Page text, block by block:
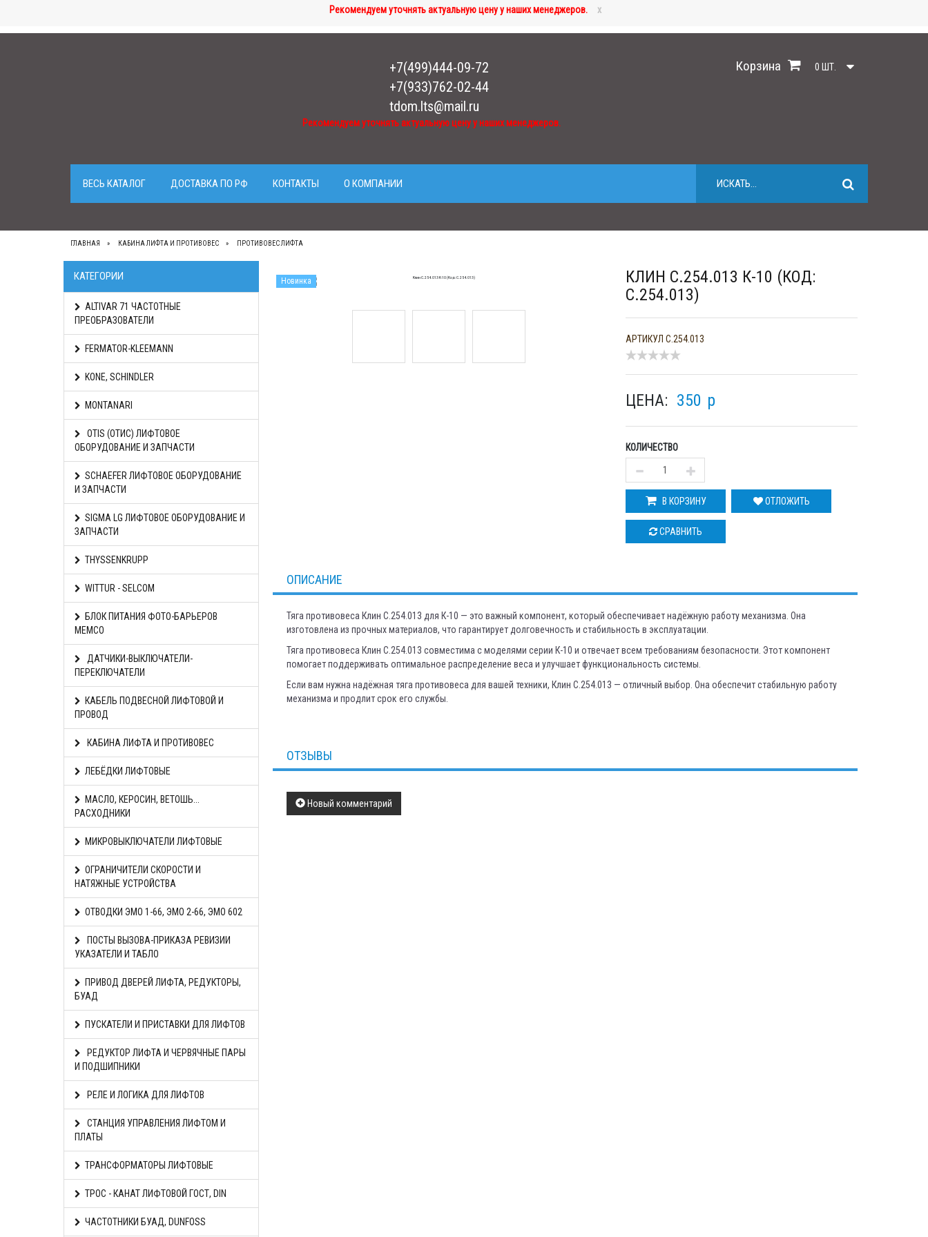
Рекомендуем уточнять актуальную цену у наших менеджеров. x
+7(499)444-09-72
+7(933)762-02-44
tdom.lts@mail.ru
Рекомендуем уточнять актуальную цену у наших менеджеров.
Корзина 0 ШТ.
ВЕСЬ КАТАЛОГ ДОСТАВКА ПО РФ КОНТАКТЫ О КОМПАНИИ
ГЛАВНАЯ КАБИНА ЛИФТА И ПРОТИВОВЕС ПРОТИВОВЕС ЛИФТА
КАТЕГОРИИ
ALTIVAR 71 ЧАСТОТНЫЕ
ПРЕОБРАЗОВАТЕЛИ
FERMATOR-KLEEMANN
KONE, SCHINDLER
MONTANARI
OTIS (ОТИС) ЛИФТОВОЕ
ОБОРУДОВАНИЕ И ЗАПЧАСТИ
SCHAEFER ЛИФТОВОЕ ОБОРУДОВАНИЕ
И ЗАПЧАСТИ
SIGMA LG ЛИФТОВОЕ ОБОРУДОВАНИЕ И
ЗАПЧАСТИ
THYSSENKRUPP
WITTUR - SELCOM
БЛОК ПИТАНИЯ ФОТО-БАРЬЕРОВ
MEMCO
ДАТЧИКИ-ВЫКЛЮЧАТЕЛИ-
ПЕРЕКЛЮЧАТЕЛИ
КАБЕЛЬ ПОДВЕСНОЙ ЛИФТОВОЙ И
ПРОВОД
КАБИНА ЛИФТА И ПРОТИВОВЕС
ЛЕБЁДКИ ЛИФТОВЫЕ
МАСЛО, КЕРОСИН, ВЕТОШЬ...
РАСХОДНИКИ
МИКРОВЫКЛЮЧАТЕЛИ ЛИФТОВЫЕ
ОГРАНИЧИТЕЛИ СКОРОСТИ И
НАТЯЖНЫЕ УСТРОЙСТВА
ОТВОДКИ ЭМО 1-66, ЭМО 2-66, ЭМО 602
ПОСТЫ ВЫЗОВА-ПРИКАЗА РЕВИЗИИ
УКАЗАТЕЛИ И ТАБЛО
ПРИВОД ДВЕРЕЙ ЛИФТА, РЕДУКТОРЫ,
БУАД
ПУСКАТЕЛИ И ПРИСТАВКИ ДЛЯ ЛИФТОВ
РЕДУКТОР ЛИФТА И ЧЕРВЯЧНЫЕ ПАРЫ
И ПОДШИПНИКИ
РЕЛЕ И ЛОГИКА ДЛЯ ЛИФТОВ
СТАНЦИЯ УПРАВЛЕНИЯ ЛИФТОМ И
ПЛАТЫ
ТРАНСФОРМАТОРЫ ЛИФТОВЫЕ
ТРОС - КАНАТ ЛИФТОВОЙ ГОСТ, DIN
ЧАСТОТНИКИ БУАД, DUNFOSS
Новинка
КЛИН С.254.013 К-10 (КОД:
С.254.013)
АРТИКУЛ С.254.013
ЦЕНА: 350 p
КОЛИЧЕСТВО
В КОРЗИНУ ОТЛОЖИТЬ
СРАВНИТЬ
ОПИСАНИЕ
Тяга противовеса Клин С.254.013 для К-10 — это важный компонент, который обеспечивает надёжную работу механизма. Она
изготовлена из прочных материалов, что гарантирует долговечность и стабильность в эксплуатации.
Тяга противовеса Клин С.254.013 совместима с моделями серии К-10 и отвечает всем требованиям безопасности. Этот компонент
помогает поддерживать оптимальное распределение веса и улучшает функциональность системы.
Если вам нужна надёжная тяга противовеса для вашей техники, Клин С.254.013 — отличный выбор. Она обеспечит стабильную работу
механизма и продлит срок его службы.
ОТЗЫВЫ
Новый комментарий